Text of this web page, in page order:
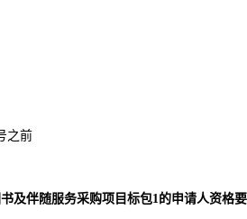
之前
及伴随服务采购项目标包1的申请人资格要